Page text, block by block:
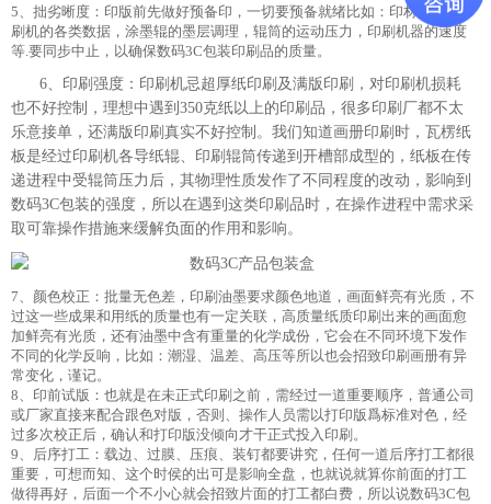
5、拙劣晰度：印版前先做好预备印，一切要预备就绪比如：印材，核实印
刷机的各类数据，涂墨辊的墨层调理，辊筒的运动压力，印刷机器的速度
等.要同步中止，以确保数码3C包装印刷品的质量。
6、印刷强度：印刷机忌超厚纸印刷及满版印刷，对印刷机损耗
也不好控制，理想中遇到350克纸以上的印刷品，很多印刷厂都不太
乐意接单，还满版印刷真实不好控制。我们知道画册印刷时，瓦楞纸
板是经过印刷机各导纸辊、印刷辊筒传递到开槽部成型的，纸板在传
递进程中受辊筒压力后，其物理性质发作了不同程度的改动，影响到
数码3C包装的强度，所以在遇到这类印刷品时，在操作进程中需求采
取可靠操作措施来缓解负面的作用和影响。
7、颜色校正：批量无色差，印刷油墨要求颜色地道，画面鲜亮有光质，不
过这一些成果和用纸的质量也有一定关联，高质量纸质印刷出来的画面愈
加鲜亮有光质，还有油墨中含有重量的化学成份，它会在不同环境下发作
不同的化学反响，比如：潮湿、温差、高压等所以也会招致印刷画册有异
常变化，谨记。
8、印前试版：也就是在未正式印刷之前，需经过一道重要顺序，普通公司
或厂家直接来配合跟色对版，否则、操作人员需以打印版爲标准对色，经
过多次校正后，确认和打印版没倾向才干正式投入印刷。
9、后序打工：载边、过膜、压痕、装钉都要讲究，任何一道后序打工都很
重要，可想而知、这个时侯的出可是影响全盘，也就说就算你前面的打工
做得再好，后面一个不小心就会招致片面的打工都白费，所以说数码3C包